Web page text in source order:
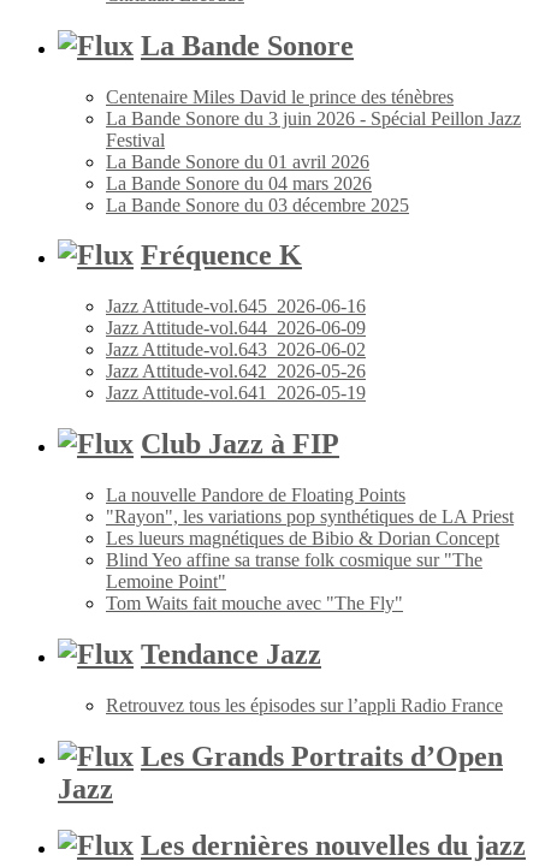
La Bande Sonore
Centenaire Miles David le prince des ténèbres
La Bande Sonore du 3 juin 2026 - Spécial Peillon Jazz
Festival
La Bande Sonore du 01 avril 2026
La Bande Sonore du 04 mars 2026
La Bande Sonore du 03 décembre 2025
Fréquence K
Jazz Attitude-vol.645_2026-06-16
Jazz Attitude-vol.644_2026-06-09
Jazz Attitude-vol.643_2026-06-02
Jazz Attitude-vol.642_2026-05-26
Jazz Attitude-vol.641_2026-05-19
Club Jazz à FIP
La nouvelle Pandore de Floating Points
"Rayon", les variations pop synthétiques de LA Priest
Les lueurs magnétiques de Bibio & Dorian Concept
Blind Yeo affine sa transe folk cosmique sur "The
Lemoine Point"
Tom Waits fait mouche avec "The Fly"
Tendance Jazz
Retrouvez tous les épisodes sur l’appli Radio France
Les Grands Portraits d’Open
Jazz
Les dernières nouvelles du jazz